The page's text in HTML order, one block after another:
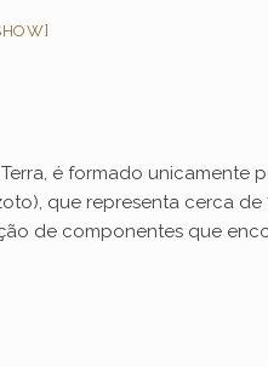
é formado unicamente
que representa cerca de
de componentes que